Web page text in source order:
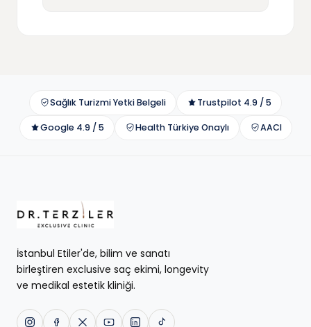
Sağlık Turizmi Yetki Belgeli Trustpilot 4.9 / 5
Google 4.9 / 5 Health Türkiye Onaylı AACI
İstanbul Etiler'de, bilim ve sanatı
birleştiren exclusive saç ekimi, longevity
ve medikal estetik kliniği.